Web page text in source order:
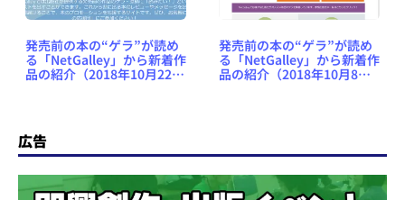
発売前の本の“ゲラ”が読め
る「NetGalley」から新着作
品の紹介（2018年10月22日
発売前の本の“ゲラ”が読め
る「NetGalley」から新着作
品の紹介（2018年10月8日
広告